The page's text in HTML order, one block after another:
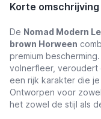
Korte omschrijving
De Nomad Modern
brown Horween
premium
volnerfleer,
een rijk karakter die
Ontworpen voor
het zowel de stijl als